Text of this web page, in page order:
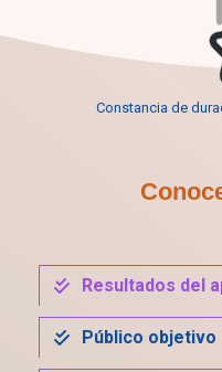
Constancia de
Resultados del
Público objetivo